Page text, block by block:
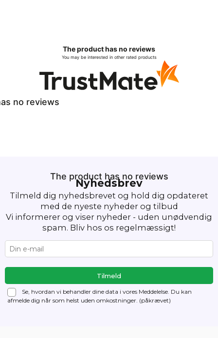
The product has no reviews
You may be interested in other rated products
no reviews
The product has no reviews
Nyhedsbrev
Tilmeld dig nyhedsbrevet og hold dig opdateret
med de nyeste nyheder og tilbud
Vi informerer og viser nyheder - uden unødvendig
spam. Bliv hos os regelmæssigt!
Se, hvordan vi behandler dine data i vores Meddelelse. Du kan
afmelde dig når som helst uden omkostninger. (påkrævet)